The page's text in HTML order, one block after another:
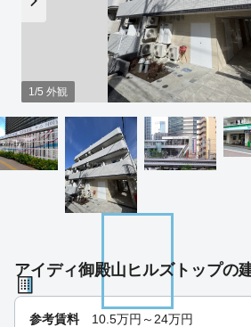
1/5 外観
アイディ御殿山ヒルズトップの
参考賃料 10.5万円～ 24万円